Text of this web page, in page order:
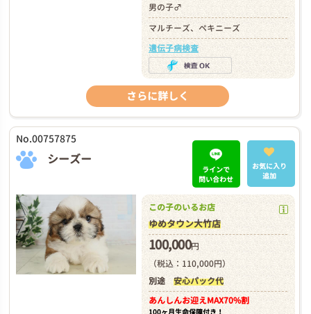
男の子♂
マルチーズ、ペキニーズ
遺伝子病検査
さらに詳しく
No.00757875
シーズー
ラインで
問い合わせ
お気に入り
追加
この子のいるお店
ゆめタウン大竹店
100,000円
（税込：110,000円）
別途 安心パック代
あんしんお迎えMAX70%割
100ヶ月生命保障付き！